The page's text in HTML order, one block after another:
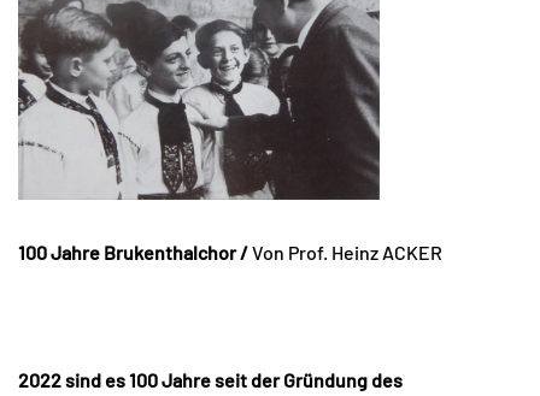
100 Jahre Brukenthalchor /Von Prof. Heinz ACKER
2022 sind es 100 Jahre seit der Gründung des